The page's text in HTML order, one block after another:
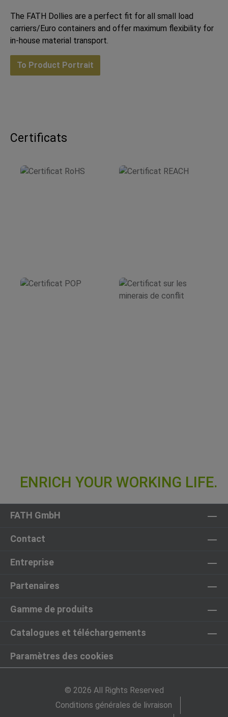
The FATH Dollies are a perfect fit for all small load
carriers/Euro containers and offer maximum flexibility for
in-house material transport.
To Product Portrait
Certificats
FATH GmbH
Contact
Entreprise
Partenaires
Gamme de produits
Catalogues et téléchargements
Paramètres des cookies
© 2026 All Rights Reserved
Conditions générales de livraison